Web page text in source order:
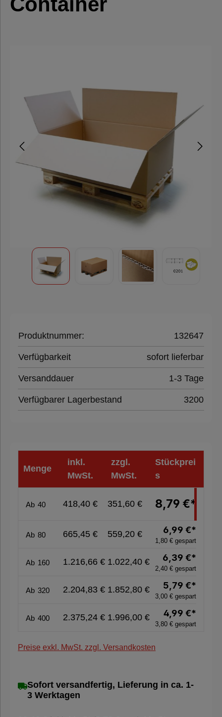
Stülpdeckelkartons
Umzugskartons
Wellpapp
Zuschnitte
Füll- &
Polstermaterial
Paletten &
Umreifung
Verpackungsmaschinen
Sale
%
Verpackung
Produktnummer: 132647
Verfügbarkeit sofort lieferbar
Versanddauer 1-3 Tage
Verfügbarer Lagerbestand 3200
Menge
inkl.
MwSt.
zzgl.
MwSt.
Stückprei
s
Ab 40 418,40 € 351,60 € 8,79 €*
Ab 80 665,45 € 559,20 € 6,99 €*
1,80 € gespart
Ab 160 1.216,66 € 1.022,40 € 6,39 €*
2,40 € gespart
Ab 320 2.204,83 € 1.852,80 € 5,79 €*
3,00 € gespart
Ab 400 2.375,24 € 1.996,00 € 4,99 €*
3,80 € gespart
Preise exkl. MwSt. zzgl. Versandkosten
Sofort versandfertig, Lieferung in ca. 1-
3 Werktagen